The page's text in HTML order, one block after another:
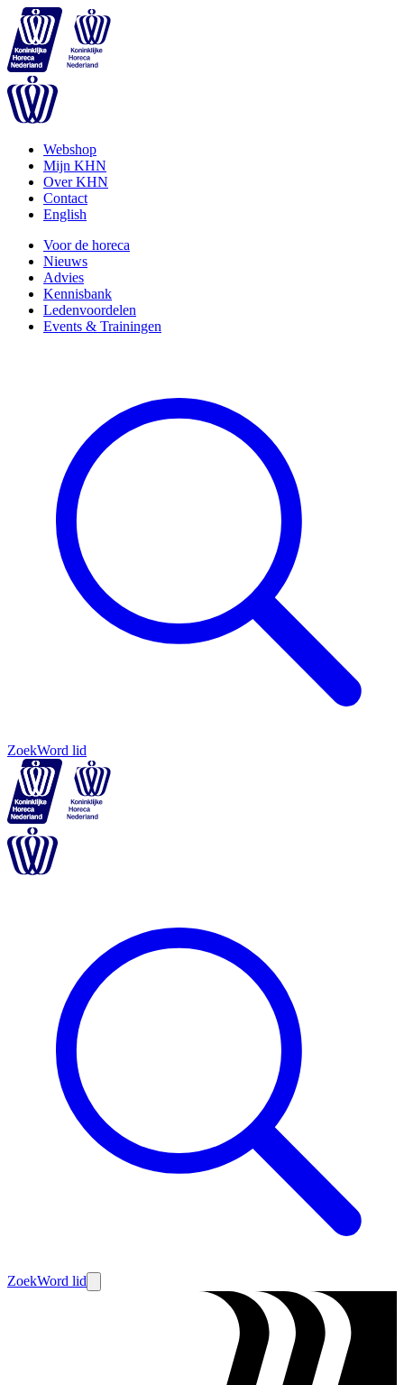
Webshop
Mijn KHN
Over KHN
Contact
English
Voor de horeca
Nieuws
Advies
Kennisbank
Ledenvoordelen
Events & Trainingen
ZoekWord lid
ZoekWord lid